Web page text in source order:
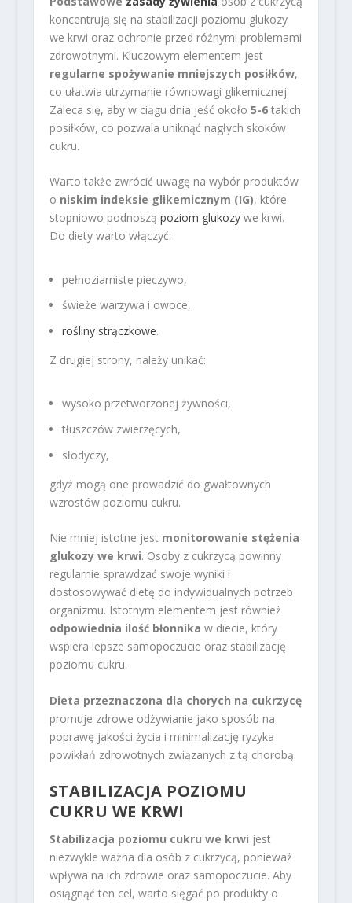
koncentrują się na stabilizacji poziomu glukozy
we krwi oraz ochronie przed różnymi problemami
zdrowotnymi. Kluczowym elementem jest
regularne spożywanie mniejszych posiłków,
co ułatwia utrzymanie równowagi glikemicznej.
Zaleca się, aby w ciągu dnia jeść około 5-6takich
posiłków, co pozwala uniknąć nagłych skoków
cukru.
Warto także zwrócić uwagę na wybór produktów
o niskim indeksie glikemicznym (IG), które
stopniowo podnoszą poziom glukozywe krwi.
Do diety warto włączyć:
pełnoziarniste pieczywo,
świeże warzywa i owoce,
rośliny strączkowe.
Z drugiej strony, należy unikać:
wysoko przetworzonej żywności,
tłuszczów zwierzęcych,
słodyczy,
gdyż mogą one prowadzić do gwałtownych
wzrostów poziomu cukru.
Nie mniej istotne jest monitorowanie stężenia
glukozy we krwi. Osoby z cukrzycą powinny
regularnie sprawdzać swoje wyniki i
dostosowywać dietę do indywidualnych potrzeb
organizmu. Istotnym elementem jest również
odpowiednia ilość błonnika w diecie, który
wspiera lepsze samopoczucie oraz stabilizację
poziomu cukru.
Dieta przeznaczona dla chorych na cukrzycę
promuje zdrowe odżywianie jako sposób na
poprawę jakości życia i minimalizację ryzyka
powikłań zdrowotnych związanych z tą chorobą.
STABILIZACJA POZIOMU
CUKRU WE KRWI
Stabilizacja poziomu cukru we krwi jest
niezwykle ważna dla osób z cukrzycą, ponieważ
wpływa na ich zdrowie oraz samopoczucie. Aby
osiągnąć ten cel, warto sięgać po produkty o